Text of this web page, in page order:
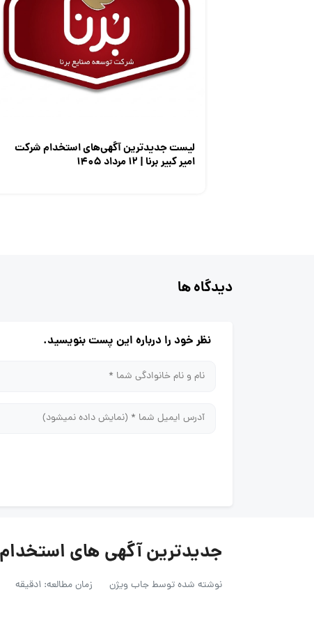
لیست جدیدترین آگهی‌های استخدام شرکت
امیر کبیر برنا | ۱۲ مرداد ۱۴۰۵
دیدگاه ها
نظر خود را درباره این پست بنویسید.
جدیدترین آگهی های استخدام
نوشته شده توسطجاب ویژن زمان مطالعه: 1دقیقه